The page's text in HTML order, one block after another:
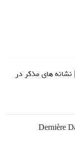
های مذکر در